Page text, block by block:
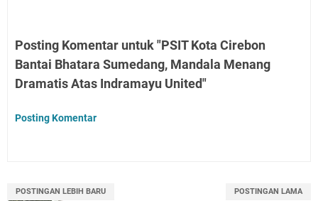
Posting Komentar untuk "PSIT Kota Cirebon
Bantai Bhatara Sumedang, Mandala Menang
Dramatis Atas Indramayu United"
Posting Komentar
POSTINGAN LEBIH BARU POSTINGAN LAMA